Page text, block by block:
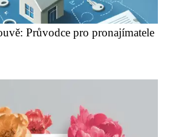
Průvodce pro pronajímatele